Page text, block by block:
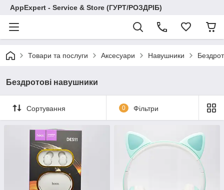
AppExpert - Service & Store (ГУРТ/РОЗДРІБ)
Товари та послуги Аксесуари Навушники
Бездротові навушники
Сортування 0 Фільтри